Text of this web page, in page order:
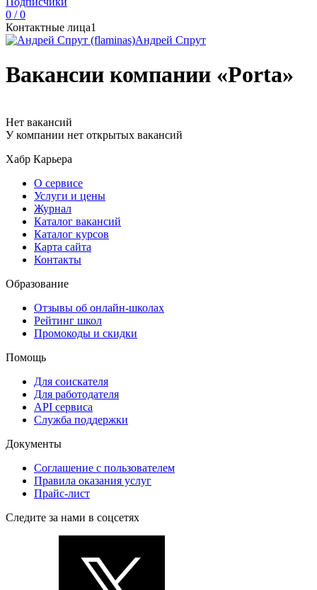
0 / 0
Контактные лица1
Андрей Спрут
Вакансии компании «Porta»
Нет вакансий
У компании нет открытых вакансий
Хабр Карьера
О сервисе
Услуги и цены
Журнал
Каталог вакансий
Каталог курсов
Карта сайта
Контакты
Образование
Отзывы об онлайн-школах
Рейтинг школ
Промокоды и скидки
Помощь
Для соискателя
Для работодателя
API сервиса
Служба поддержки
Документы
Соглашение с пользователем
Правила оказания услуг
Прайс-лист
Следите за нами в соцсетях